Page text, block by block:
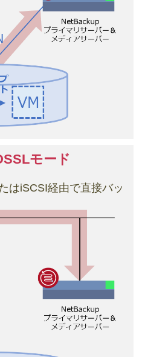
モード
はiSCSI経由で直接バッ